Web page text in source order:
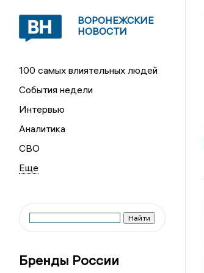
ВОРОНЕЖСКИЕ
НОВОСТИ
100 самых влиятельных людей
События недели
Интервью
Аналитика
СВО
Бренды России